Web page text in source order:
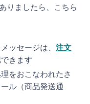
りましたら、こちら
ッセージは、注文
きます
をおこなわれたさ
ル（商品発送通